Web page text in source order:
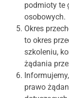
podmioty te
osobowych.
Okres
to okres
szkoleniu,
żądania
prawo